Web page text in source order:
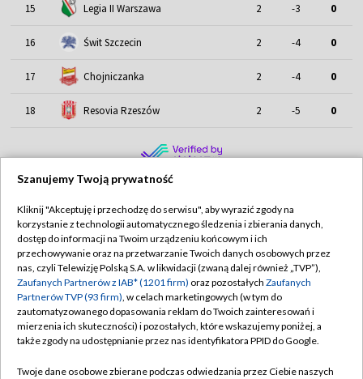
15 Legia II Warszawa 2 -3 0
16 Świt Szczecin 2 -4 0
17 Chojniczanka 2 -4 0
18 Resovia Rzeszów 2 -5 0
TVP
Abonament TVP
Sklep TVP
Biuro Reklamy
Oferta Handlowa
Regulamin TVP
Polityka prywatności
Moje zgody
Biuro reklamy
Szanujemy Twoją prywatność
Kliknij "Akceptuję i przechodzę do serwisu", aby wyrazić zgody na
korzystanie z technologii automatycznego śledzenia i zbierania danych,
dostęp do informacji na Twoim urządzeniu końcowym i ich
przechowywanie oraz na przetwarzanie Twoich danych osobowych przez
nas, czyli Telewizję Polską S.A. w likwidacji (zwaną dalej również „TVP”),
Zaufanych Partnerów z IAB* (1201 firm) oraz pozostałych Zaufanych
Partnerów TVP (93 firm), w celach marketingowych (w tym do
zautomatyzowanego dopasowania reklam do Twoich zainteresowań i
mierzenia ich skuteczności) i pozostałych, które wskazujemy poniżej, a
także zgody na udostępnianie przez nas identyfikatora PPID do Google.
Twoje dane osobowe zbierane podczas odwiedzania przez Ciebie naszych